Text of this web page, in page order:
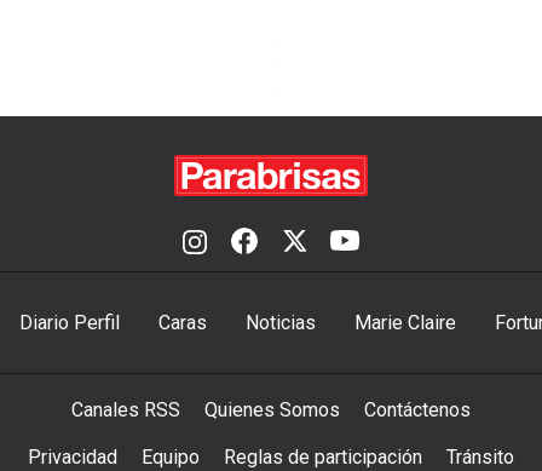
Diario Perfil Caras Noticias Marie Claire
Canales RSS Quienes Somos Contáctenos
Privacidad Equipo Reglas de participación Tránsito